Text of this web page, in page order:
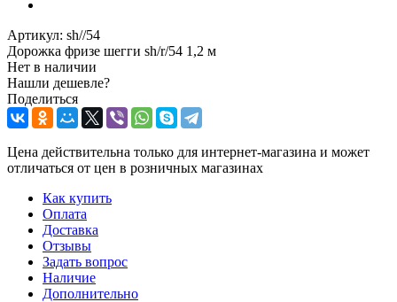
Артикул: sh//54
Дорожка фризе шегги sh/r/54 1,2 м
Нет в наличии
Нашли дешевле?
Поделиться
Цена действительна только для интернет-магазина и может
отличаться от цен в розничных магазинах
Как купить
Оплата
Доставка
Отзывы
Задать вопрос
Наличие
Дополнительно